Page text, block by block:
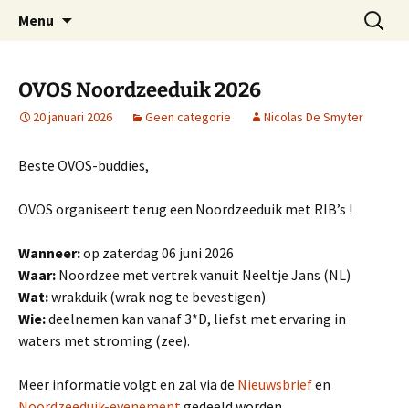
OVOS
Oost-Vlaamse Vereniging voor
Onderwateronderzoek en -Sport
Menu
Zoeken
naar:
OVOS Noordzeeduik 2026
20 januari 2026 Geen categorie Nicolas De Smyter
Beste OVOS-buddies,
OVOS organiseert terug een Noordzeeduik met RIB’s !
Wanneer:op zaterdag 06 juni 2026
Waar: Noordzee met vertrek vanuit Neeltje Jans (NL)
Wat:wrakduik (wrak nog te bevestigen)
Wie:deelnemen kan vanaf 3*D, liefst met ervaring in
waters met stroming (zee).
Meer informatie volgt en zal via de Nieuwsbriefen